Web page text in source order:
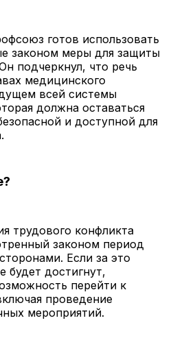
готов использовать
законом меры для защиты
подчеркнул, что речь
медицинского
всей системы
должна оставаться
и доступной для
трудового конфликта
законом период
Если за это
будет достигнут,
перейти к
проведение
мероприятий.